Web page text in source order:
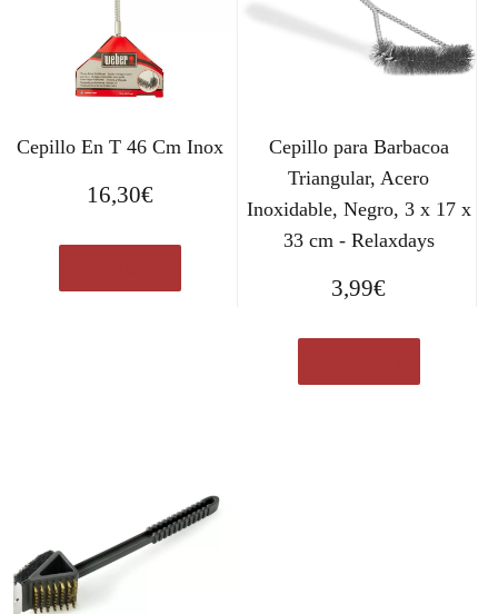
Cepillo En T 46 Cm Inox
16,30€
Cepillo para Barbacoa
Triangular, Acero
Inoxidable, Negro, 3 x 17 x
33 cm - Relaxdays
3,99€